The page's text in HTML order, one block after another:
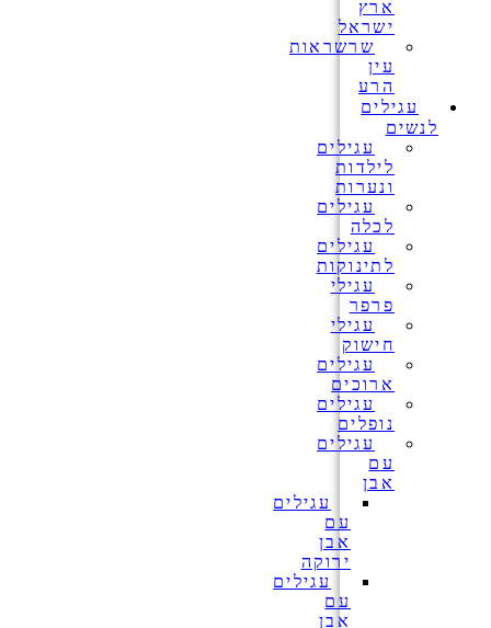
ארץ
ישראל
שרשראות
עין
הרע
עגילים
לנשים
עגילים
לילדות
ונערות
עגילים
לכלה
עגילים
לתינוקות
עגילי
פרפר
עגילי
חישוק
עגילים
ארוכים
עגילים
נופלים
עגילים
עם
אבן
עגילים
עם
אבן
ירוקה
עגילים
עם
אבן